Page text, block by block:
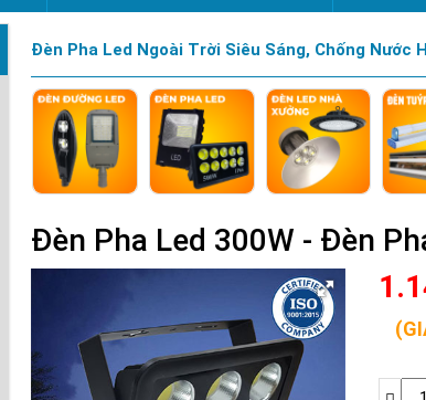
Đèn Pha Led Ngoài Trời Siêu Sáng, Chống Nước
Đèn Pha Led 300W - Đèn